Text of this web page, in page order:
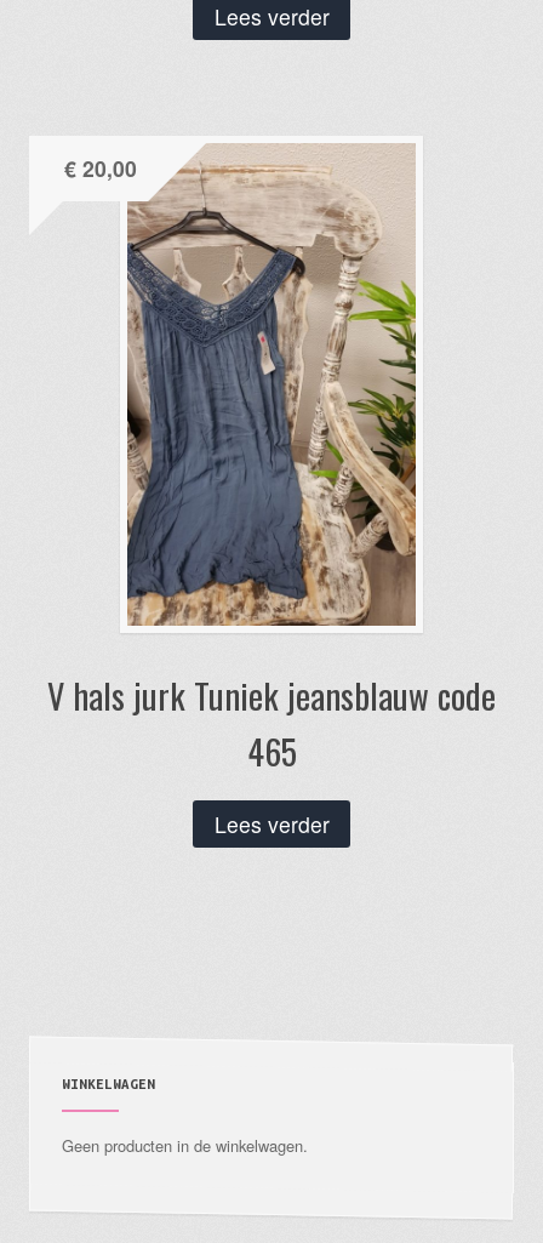
Lees verder
V hals jurk Tuniek jeansblauw code
465
€20,00
Lees verder
WINKELWAGEN
Geen producten in de winkelwagen.